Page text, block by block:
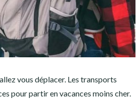
vous déplacer. Les transports
pour partir en vacances moins cher.